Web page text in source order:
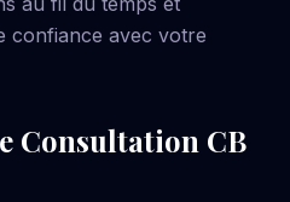
confiance avec votre
Consultation CB